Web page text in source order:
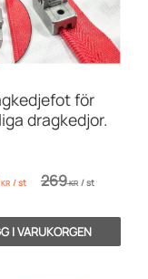
för
dragkedjor.
/st 269KR /st